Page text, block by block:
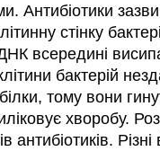
Антибіотики
стінку
всередині
бактерій
тому вони
хворобу.
антибіотиків.